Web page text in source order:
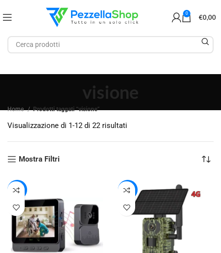
0 €0,00
visione
Home Prodotti taggati “visione”
Visualizzazione di 1-12 di 22 risultati
Mostra Filtri
-25% -18%